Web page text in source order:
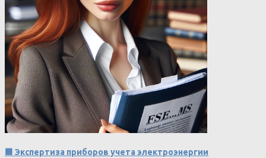
🟩 Экспертиза приборов учета электроэнергии